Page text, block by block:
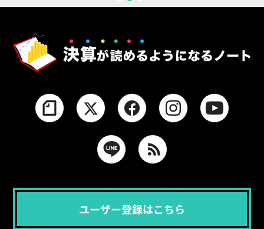
ユーザー登録はこちら